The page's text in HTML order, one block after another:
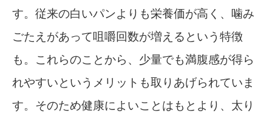
す。従来の白いパンよりも栄養価が高く、噛み
ごたえがあって咀嚼回数が増えるという特徴
も。これらのことから、少量でも満腹感が得ら
れやすいというメリットも取りあげられていま
す。そのため健康によいことはもとより、太り